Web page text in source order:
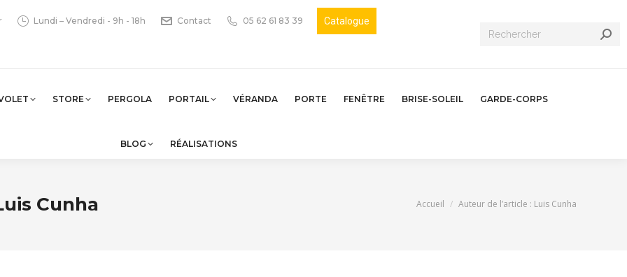
Lundi – Vendredi - 9h - 18h Contact 05 62 61 83 39 Catalogue
Recherche
STORE PERGOLA PORTAIL VÉRANDA PORTE FENÊTRE BRISE-SOLEIL GARDE-CORPS
BLOG RÉALISATIONS
Cunha Vous êtes ici :
Accueil Auteur de l’article : Luis Cunha